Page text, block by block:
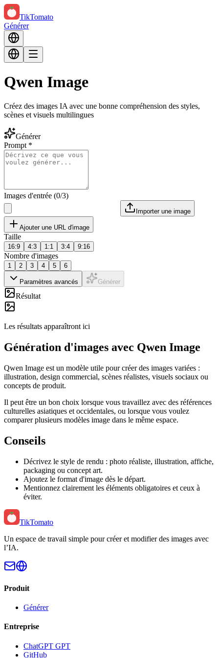
TikTomato
Générer
Qwen Image
Créez des images IA avec une bonne compréhension des styles,
scènes et visuels multilingues
Générer
Prompt *
Images d'entrée (0/3)
Importer une image
Ajouter une URL d'image
Taille
16:9 4:3 1:1 3:4 9:16
Nombre d'images
1 2 3 4 5 6
Paramètres avancés Générer
Résultat
Les résultats apparaîtront ici
Génération d'images avec Qwen Image
Qwen Image est un modèle utile pour créer des images variées :
illustration, design commercial, scènes réalistes, visuels sociaux ou
concepts de produit.
Il peut être un bon choix lorsque vous travaillez avec des références
culturelles asiatiques et occidentales, ou lorsque vous voulez
comparer plusieurs modèles image dans le même espace.
Conseils
Décrivez le style de rendu : photo réaliste, illustration, affiche,
packaging ou concept art.
Ajoutez le format d'image dès le départ.
Mentionnez clairement les éléments obligatoires et ceux à
éviter.
TikTomato
Un espace de travail simple pour créer et modifier des images avec
l’IA.
Produit
Générer
Entreprise
ChatGPT GPT
GitHub